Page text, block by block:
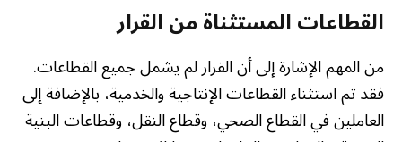
القطاعات المستثناة من القرار
من المهم الإشارة إلى أن القرار لم يشمل جميع القطاعات.
فقد تم استثناء القطاعات الإنتاجية والخدمية، بالإضافة إلى
العاملين في القطاع الصحي، وقطاع النقل، وقطاعات البنية